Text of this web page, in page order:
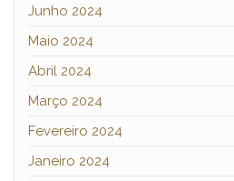
Junho 2024
Maio 2024
Abril 2024
Março 2024
Fevereiro 2024
Janeiro 2024